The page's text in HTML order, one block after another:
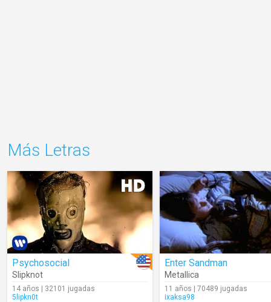
Más Letras
Psychosocial
Slipknot
14 años | 32101 jugadas
5lipkn0t
Enter Sandman
Metallica
11 años | 70489 jugadas
ixaksa98